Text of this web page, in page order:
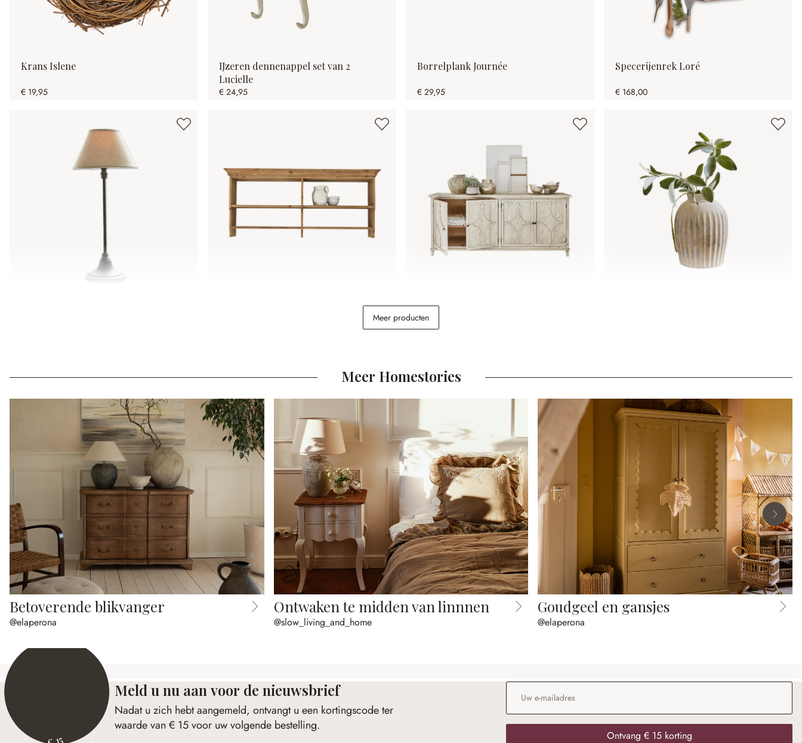
Krans Islene
€ 19,95
IJzeren dennenappel set van 2
Lucielle
€ 24,95
Borrelplank Journée
€ 29,95
Specerijenrek Loré
€ 168,00
Lage kast Pemberton
Meer producten
Meer Homestories
Betoverende blikvanger
@elaperona
Ontwaken te midden van linnnen
@slow_living_and_home
Goudgeel en gansjes
@elaperona
Meld u nu aan voor de nieuwsbrief
Nadat u zich hebt aangemeld, ontvangt u een kortingscode ter
waarde van € 15 voor uw volgende bestelling.
E-mailadres
Ontvang € 15 korting